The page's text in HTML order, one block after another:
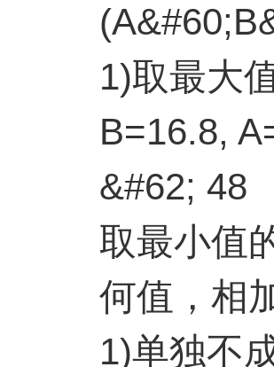
1)取最大
B=16.8,
&#62; 48
取最小值
何值，相
1)单独不